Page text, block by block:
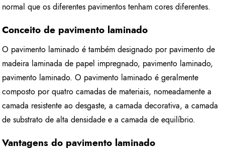
normal que os diferentes pavimentos tenham cores diferentes.
Conceito de pavimento laminado
O pavimento laminado é também designado por pavimento de
madeira laminada de papel impregnado, pavimento laminado,
pavimento laminado. O pavimento laminado é geralmente
composto por quatro camadas de materiais, nomeadamente a
camada resistente ao desgaste, a camada decorativa, a camada
de substrato de alta densidade e a camada de equilíbrio.
Vantagens do pavimento laminado